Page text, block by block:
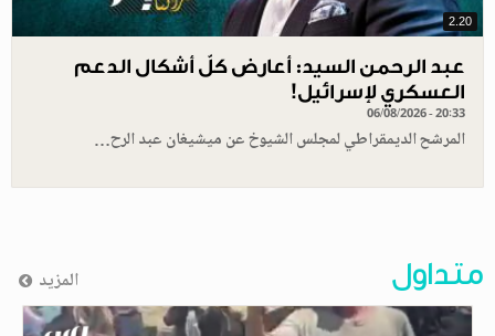
2.20
عبد الرحمن السيد: أعارض كلّ أشكال الدعم
العسكري لإسرائيل!
06/08/2026 - 20:33
المرشح الديمقراطي لمجلس الشيوخ عن ميشيغان عبد الرح…
متداول المزيد